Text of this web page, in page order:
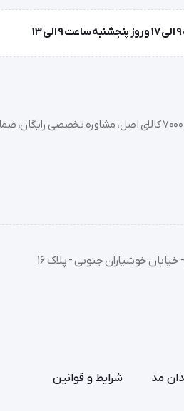
خرید تجهیزات پزشکی عمده و جزئی با بهترین قیمت از سدان مد؛ بیش از 7000 کالای اصل،
خوشیاران جنوبی - پلاک 16
مد شرایط و قوانین